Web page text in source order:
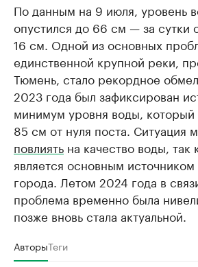
По данным на 9 июля, уровень
опустился до 66 см — за сутки
16 см. Одной из основных
единственной крупной реки,
Тюмень, стало рекордное
2023 года был зафиксирован
минимум уровня воды, который
85 см от нуля поста. Ситуация
повлиять на качество воды, так
является основным
города. Летом 2024 года в
проблема временно была
позже вновь стала актуальной.
АвторыТеги